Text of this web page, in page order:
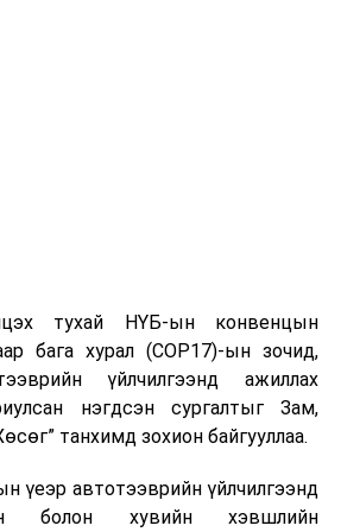
аж ахуйн чиглэлээр хамтарсан
мэдээллийг хялбар авах
тухай НҮБ-ын конвенцын
бага хурал (COP17)-ын зочид,
үйлчилгээнд ажиллах
нэгдсэн сургалтыг Зам,
танхимд зохион байгууллаа.
үеэр автотээврийн үйлчилгээнд
болон хувийн хэвшлийн